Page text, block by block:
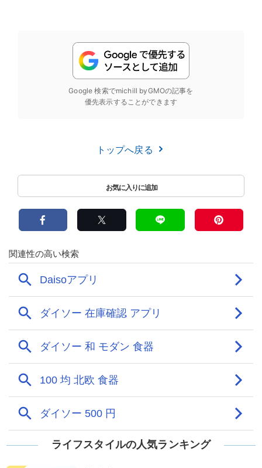
Google 検索でmichill byGMOの記事を
優先表示することができます
トップへ戻る
ライフスタイルの人気ランキング